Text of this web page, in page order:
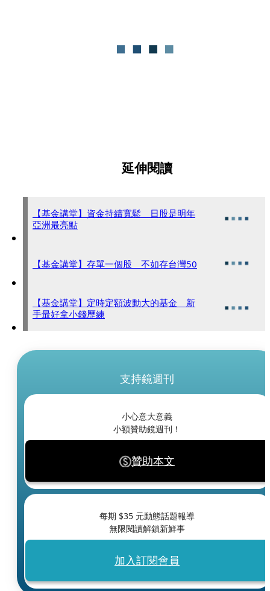
延伸閱讀
【基金講堂】資金持續寬鬆 日股是明年
亞洲最亮點
【基金講堂】存單一個股 不如存台灣50
【基金講堂】定時定額波動大的基金 新
手最好拿小錢歷練
支持鏡週刊
小心意大意義
小額贊助鏡週刊！
贊助本文
每期 $35 元動態話題報導
無限閱讀解鎖新鮮事
加入訂閱會員